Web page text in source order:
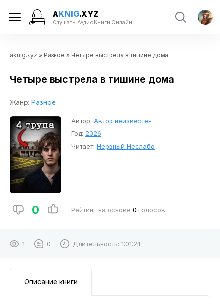
AKNIG.XYZ
Слушать АудиоКниги Онлайн
aknig.xyz » Разное » Четыре выстрела в тишине дома
Четыре выстрела в тишине дома
Жанр: Разное
Автор: Автор неизвестен
Год: 2026
Читает: Нервный Неслабо
0 Рейтинг на основе 0 голосов
1 0 Длительность: 1:01:24
Описание книги